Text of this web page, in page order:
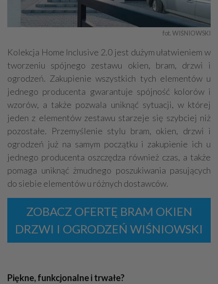
fot. WIŚNIOWSKI
Kolekcja Home Inclusive 2.0 jest dużym ułatwieniem w
tworzeniu spójnego zestawu okien, bram, drzwi i
ogrodzeń. Zakupienie wszystkich tych elementów u
jednego producenta gwarantuje spójność kolorów i
wzorów, a także pozwala uniknąć sytuacji, w której
jeden z elementów zestawu starzeje się szybciej niż
pozostałe. Przemyślenie stylu bram, okien, drzwi i
ogrodzeń już na samym początku i zakupienie ich u
jednego producenta oszczędza również czas, a także
pomaga uniknąć żmudnego poszukiwania pasujących
do siebie elementów u różnych dostawców.
ZOBACZ OFERTĘ BRAM OKIEN
DRZWI I OGRODZEŃ WIŚNIOWSKI
Piękne, funkcjonalne i trwałe?